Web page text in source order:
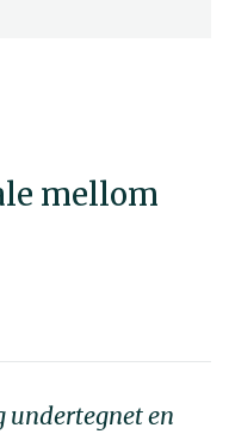
mellom
undertegnet en